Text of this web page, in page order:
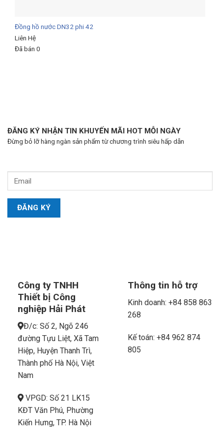
Đồng hồ nước DN32 phi 42
Liên Hệ
Đã bán 0
ĐĂNG KÝ NHẬN TIN KHUYẾN MÃI HOT MỖI NGÀY
Đừng bỏ lỡ hàng ngàn sản phẩm từ chương trình siêu hấp dẫn
Công ty TNHH
Thiết bị Công
nghiệp Hải Phát
Đ/c: Số 2, Ngõ 246
đường Tựu Liệt, Xã Tam
Hiệp, Huyện Thanh Trì,
Thành phố Hà Nội, Việt
Nam
VPGD: Số 21 LK15
KĐT Văn Phú, Phường
Kiến Hưng, TP. Hà Nội
Thông tin hỗ trợ
Kinh doanh: +84 858 863
268
Kế toán: +84 962 874
805